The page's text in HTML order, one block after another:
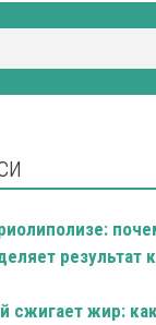
результат
сжигает жир: